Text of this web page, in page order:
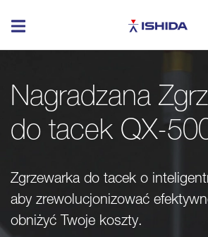
Nagradzana
do tacek QX-
Zgrzewarka do tacek o
aby zrewolucjonizować
obniżyć Twoje koszty.